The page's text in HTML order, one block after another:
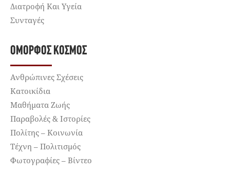
Διατροφή Και Υγεία
Συνταγές
ΌΜΟΡΦΟΣ ΚΌΣΜΟΣ
Ανθρώπινες Σχέσεις
Κατοικίδια
Μαθήματα Ζωής
Παραβολές & Ιστορίες
Πολίτης – Κοινωνία
Τέχνη – Πολιτισμός
Φωτογραφίες – Βίντεο